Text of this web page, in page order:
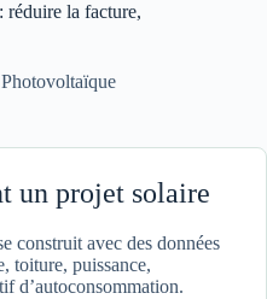
la facture,
Photovoltaïque
un projet solaire
construit avec des données
toiture, puissance,
d’autoconsommation.